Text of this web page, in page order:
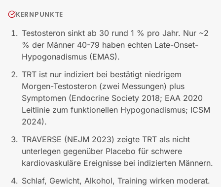
KERNPUNKTE
Testosteron sinkt ab 30 rund 1 % pro Jahr. Nur ~2
% der Männer 40-79 haben echten Late-Onset-
Hypogonadismus (EMAS).
TRT ist nur indiziert bei bestätigt niedrigem
Morgen-Testosteron (zwei Messungen) plus
Symptomen (Endocrine Society 2018; EAA 2020
Leitlinie zum funktionellen Hypogonadismus; ICSM
2024).
TRAVERSE (NEJM 2023) zeigte TRT als nicht
unterlegen gegenüber Placebo für schwere
kardiovaskuläre Ereignisse bei indizierten Männern.
Schlaf, Gewicht, Alkohol, Training wirken moderat.